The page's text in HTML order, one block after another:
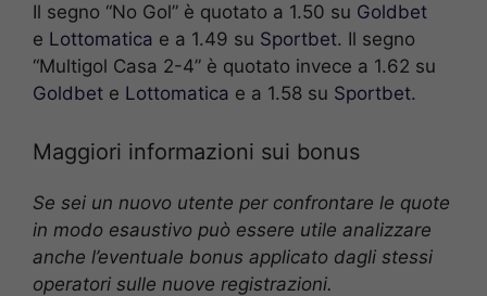
Il segno “No Gol” è quotato a 1.50 su Goldbet
e Lottomatica e a 1.49 su Sportbet. Il segno
“Multigol Casa 2-4” è quotato invece a 1.62 su
Goldbet e Lottomatica e a 1.58 su Sportbet.
Maggiori informazioni sui bonus
Se sei un nuovo utente per confrontare le quote
in modo esaustivo può essere utile analizzare
anche l’eventuale bonus applicato dagli stessi
operatori sulle nuove registrazioni.